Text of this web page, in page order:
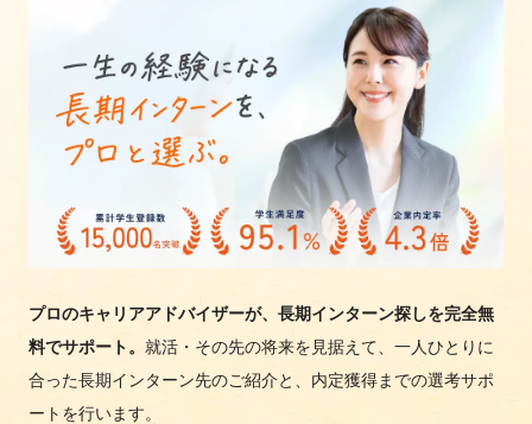
プロのキャリアアドバイザーが、長期インターン探しを完全無
料でサポート。 就活・その先の将来を見据えて、一人ひとりに
合った長期インターン先のご紹介と、内定獲得までの選考サポ
ートを行います。